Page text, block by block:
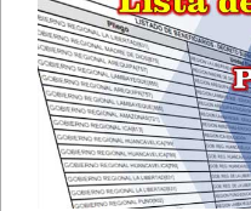
navegación
principal